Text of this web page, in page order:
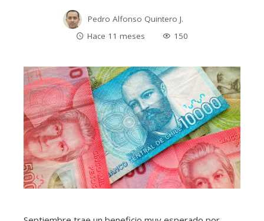
Pedro Alfonso Quintero J.
Hace 11 meses
150